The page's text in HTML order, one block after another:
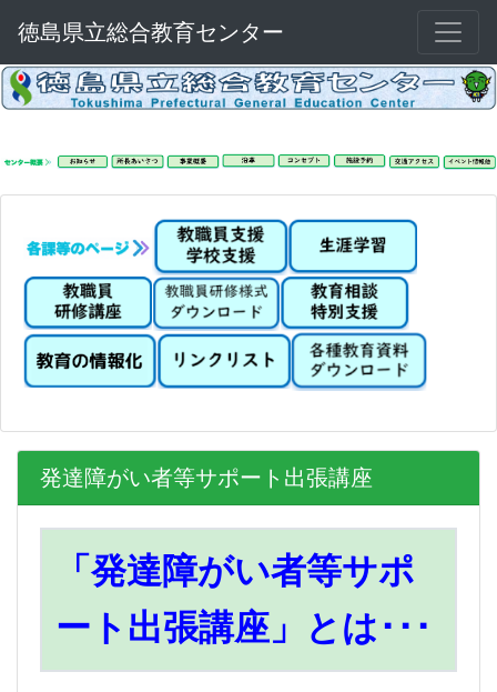
徳島県立総合教育センター
発達障がい者等サポート出張講座
「発達障がい者等サポ
ート出張講座」とは･･･